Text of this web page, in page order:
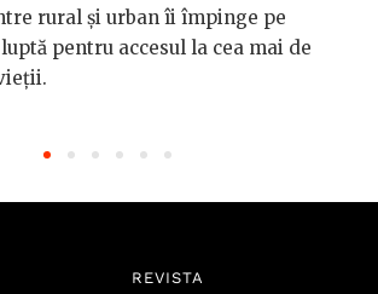
rural și urban îi împinge pe
pentru accesul la cea mai de
REVISTA